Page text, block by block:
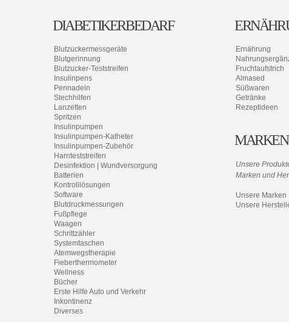
DIABETIKERBEDARF
Blutzuckermessgeräte
Blutgerinnung
Blutzucker-Teststreifen
Insulinpens
Pennadeln
Stechhilfen
Lanzetten
Spritzen
Insulinpumpen
Insulinpumpen-Katheter
Insulinpumpen-Zubehör
Harnteststreifen
Desinfektion | Wundversorgung
Batterien
Kontrolllösungen
Software
Blutdruckmessungen
Fußpflege
Waagen
Schrittzähler
Systemtaschen
Atemwegstherapie
Fieberthermometer
Wellness
Bücher
Erste Hilfe Auto und Verkehr
Inkontinenz
Diverses
Ernährung
Fruchtaufstrich
Almased
Süßwaren
Getränke
Rezeptideen
Unsere
Marken und
Unsere Marken
Unsere